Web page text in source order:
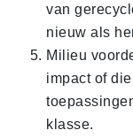
van
nieuw als
Milieu
impact of
klasse.